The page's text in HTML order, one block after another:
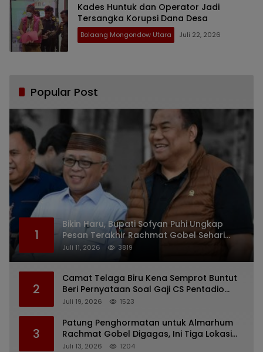
Kades Huntuk dan Operator Jadi
Tersangka Korupsi Dana Desa
Bolaang Mongondow Utara Juli 22, 2026
Popular Post
1
Bikin Haru, Bupati Sofyan Puhi Ungkap
Pesan Terakhir Rachmat Gobel Sehari
Sebelum Wafat
Juli 11, 2026 3819
2
Camat Telaga Biru Kena Semprot Buntut
Beri Pernyataan Soal Gaji CS Pentadio
Barat yang Nunggak
Juli 19, 2026 1523
3
Patung Penghormatan untuk Almarhum
Rachmat Gobel Digagas, Ini Tiga Lokasi
yang Diusulkan
Juli 13, 2026 1204